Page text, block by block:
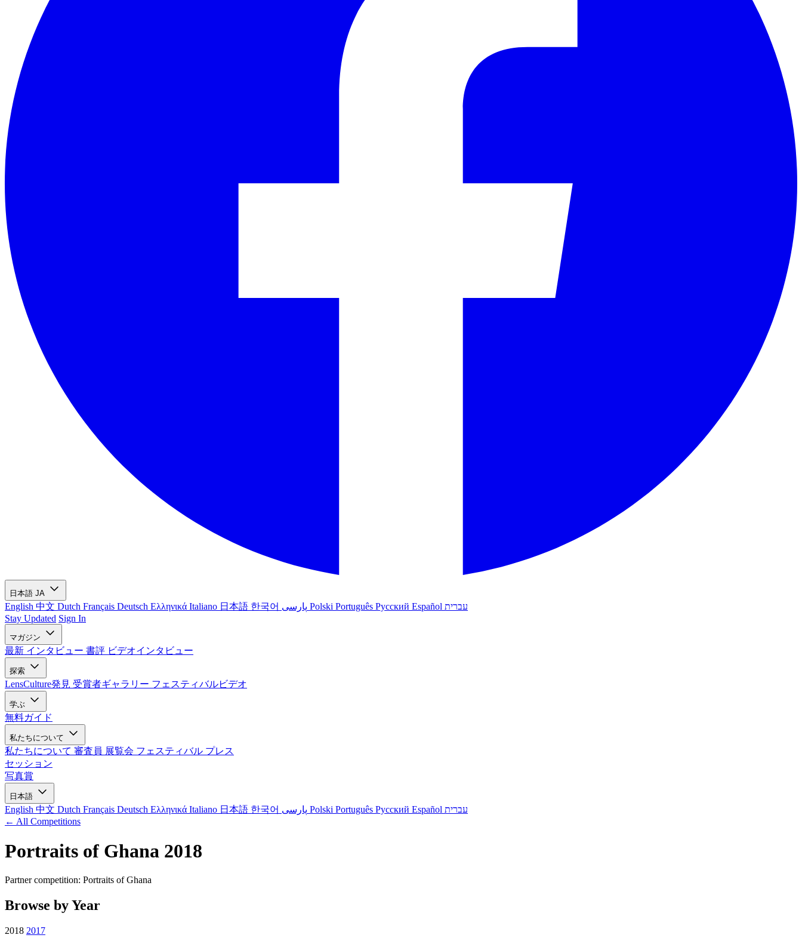
日本語 JA
English 中文 Dutch Français Deutsch Ελληνικά Italiano 日本語 한국어 Polski Português Русский Español עברית
Stay Updated Sign In
マガジン
最新 インタビュー 書評 ビデオインタビュー
探索
LensCulture発見 受賞者ギャラリー フェスティバルビデオ
学ぶ
無料ガイド
私たちについて
私たちについて 審査員 展覧会 フェスティバル プレス
セッション
写真賞
日本語
English 中文 Dutch Français Deutsch Ελληνικά Italiano 日本語 한국어 Polski Português Русский Español עברית
← All Competitions
Portraits of Ghana 2018
Partner competition: Portraits of Ghana
Browse by Year
2018 2017